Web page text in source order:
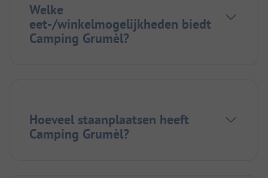
Welke
eet-/winkelmogelijkheden biedt
Camping Grumèl?
Hoeveel staanplaatsen heeft
Camping Grumèl?